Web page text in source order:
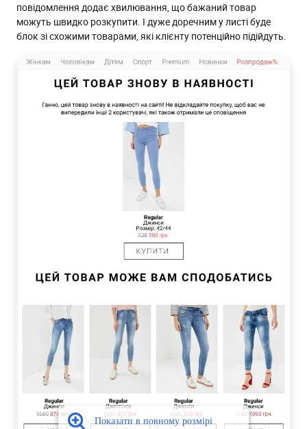
повідомлення додає хвилювання, що бажаний товар
можуть швидко розкупити. І дуже доречним у листі буде
блок зі схожими товарами, які клієнту потенційно підійдуть.